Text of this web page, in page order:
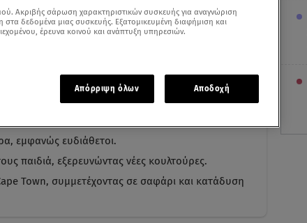
Add star.gr on Google
Πατίτσας γιορτάζουν 16 χρόνια γάμου.
εμφανώς ευδιάθετοι.
παιδιά, εξερευνώντας νέες κουλτούρες.
Town, συμμετέχοντας σε σαφάρι και κατάδυση
Ακριβής σάρωση χαρακτηριστικών συσκευής για αναγνώριση
δεδομένα μιας συσκευής. Εξατομικευμένη διαφήμιση και
έρευνα κοινού και ανάπτυξη υπηρεσιών.
Απόρριψη όλων Αποδοχή